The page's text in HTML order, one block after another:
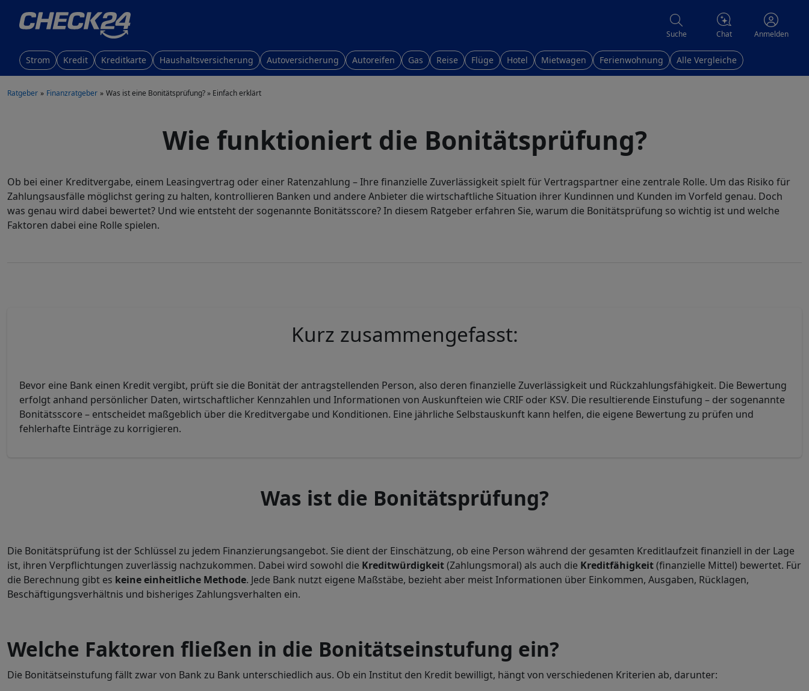
Suche Chat Anmelden
Strom Kredit Kreditkarte Haushaltsversicherung Autoversicherung Autoreifen Gas Reise Flüge Hotel Mietwagen Ferienwohnung Alle Vergleiche
Ratgeber Finanzratgeber Was ist eine Bonitätsprüfung? » Einfach erklärt
Wie funktioniert die Bonitätsprüfung?
Ob bei einer Kreditvergabe, einem Leasingvertrag oder einer Ratenzahlung – Ihre finanzielle Zuverlässigkeit spielt für Vertragspartner eine zentrale Rolle. Um das Risiko für
Zahlungsausfälle möglichst gering zu halten, kontrollieren Banken und andere Anbieter die wirtschaftliche Situation ihrer Kundinnen und Kunden im Vorfeld genau. Doch
was genau wird dabei bewertet? Und wie entsteht der sogenannte Bonitätsscore? In diesem Ratgeber erfahren Sie, warum die Bonitätsprüfung so wichtig ist und welche
Faktoren dabei eine Rolle spielen.
Kurz zusammengefasst:
Bevor eine Bank einen Kredit vergibt, prüft sie die Bonität der antragstellenden Person, also deren finanzielle Zuverlässigkeit und Rückzahlungsfähigkeit. Die Bewertung
erfolgt anhand persönlicher Daten, wirtschaftlicher Kennzahlen und Informationen von Auskunfteien wie CRIF oder KSV. Die resultierende Einstufung – der sogenannte
Bonitätsscore – entscheidet maßgeblich über die Kreditvergabe und Konditionen. Eine jährliche Selbstauskunft kann helfen, die eigene Bewertung zu prüfen und
fehlerhafte Einträge zu korrigieren.
Was ist die Bonitätsprüfung?
Die Bonitätsprüfung ist der Schlüssel zu jedem Finanzierungsangebot. Sie dient der Einschätzung, ob eine Person während der gesamten Kreditlaufzeit finanziell in der Lage
ist, ihren Verpflichtungen zuverlässig nachzukommen. Dabei wird sowohl die Kreditwürdigkeit(Zahlungsmoral) als auch die Kreditfähigkeit(finanzielle Mittel) bewertet. Für
die Berechnung gibt es keine einheitliche Methode. Jede Bank nutzt eigene Maßstäbe, bezieht aber meist Informationen über Einkommen, Ausgaben, Rücklagen,
Beschäftigungsverhältnis und bisheriges Zahlungsverhalten ein.
Welche Faktoren fließen in die Bonitätseinstufung ein?
Die Bonitätseinstufung fällt zwar von Bank zu Bank unterschiedlich aus. Ob ein Institut den Kredit bewilligt, hängt von verschiedenen Kriterien ab, darunter: